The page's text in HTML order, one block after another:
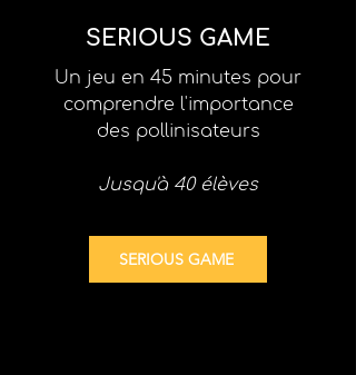
SERIOUS GAME
Un jeu en 45 minutes pour
comprendre l'importance
des pollinisateurs
Jusqu'à 40 élèves
SERIOUS GAME